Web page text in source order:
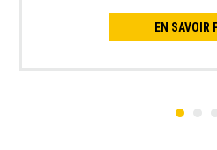
EN SAVOIR